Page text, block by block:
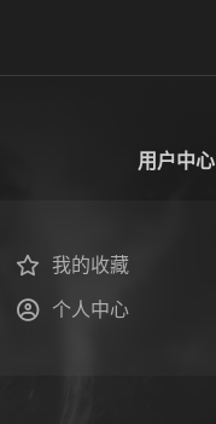
用户中心
我的收藏
个人中心